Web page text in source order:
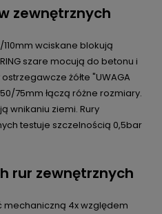
zewnętrznych
wciskane blokują
szare mocują do betonu i
żółte "UWAGA
50/75mm łączą różne rozmiary.
wnikaniu ziemi. Rury
testuje szczelnością 0,5bar
rur zewnętrznych
mechaniczną 4x względem